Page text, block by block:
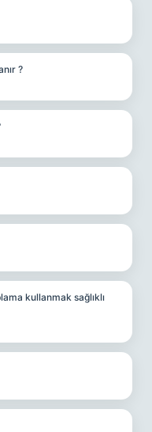
?
kullanmak sağlıklı